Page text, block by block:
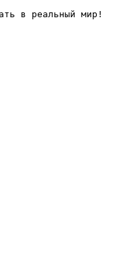
в реальный мир!